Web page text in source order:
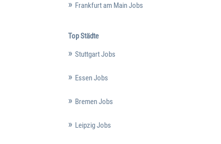
Frankfurt am Main Jobs
Top Städte
Stuttgart Jobs
Essen Jobs
Bremen Jobs
Leipzig Jobs